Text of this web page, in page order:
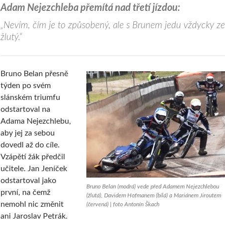
Adam Nejezchleba přemítá nad třetí jízdou:
„Nevím, čím je to způsobený, ale s Brunem jedu vždycky ze
žlutý.“
Bruno Belan (modrá) vede před Adamem Nejezchlebou
(žlutá), Davidem Hofmanem (bílá) a Mariánem Jiroutem
(červená) | foto Antonín Škach
Bruno Belan přesně
týden po svém
slánském triumfu
odstartoval na
Adama Nejezchlebu,
aby jej za sebou
dovedl až do cíle.
Vzápětí žák předčil
učitele. Jan Jeníček
odstartoval jako
první, na čemž
nemohl nic změnit
ani Jaroslav Petrák.